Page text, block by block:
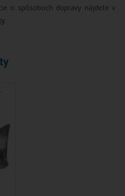
o spôsoboch dopravy nájdete v
.